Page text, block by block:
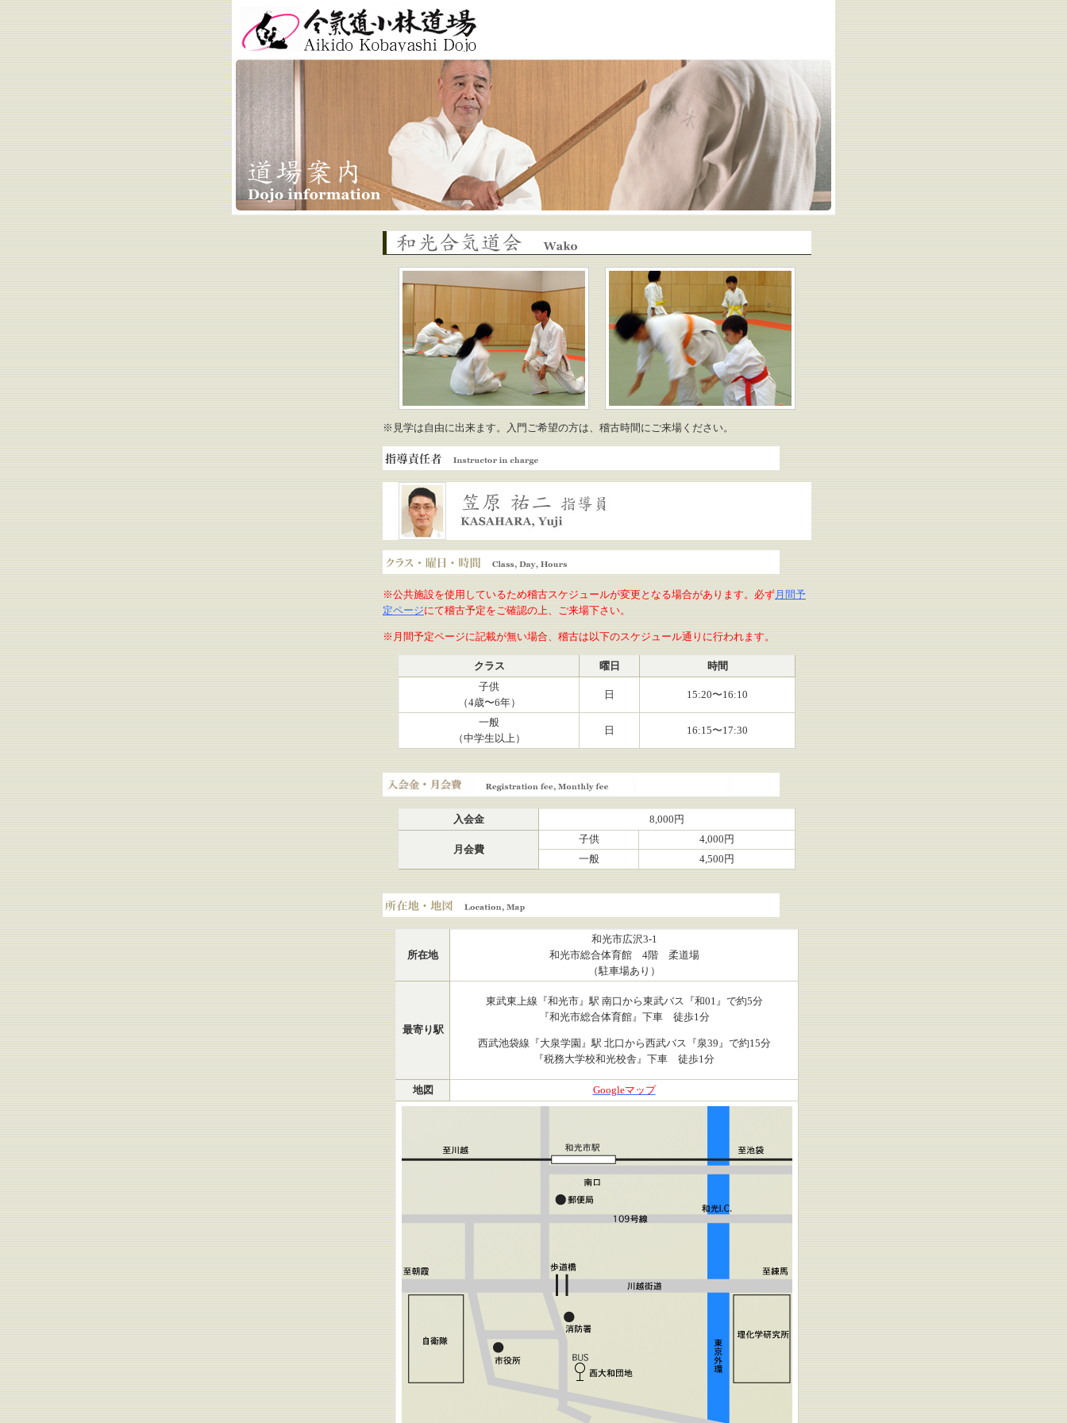
合気道小林道場 Aikido
Kobayashi Dojo
和光合気道会
※見学は自由に出来ます。入門ご希望の方は、稽古時間にご来場ください。
指導責任者
笠原祐二 専門指導員
クラス・曜日・時間
※公共施設を使用しているため稽古スケジュールが変更となる場合があります。必ず月間予
定ページにて稽古予定をご確認の上、ご来場下さい。
※月間予定ページに記載が無い場合、稽古は以下のスケジュール通りに行われます。
クラス 曜日
時間
子供
（4歳〜6年）
日 15:20〜16:10
一般
（中学生以上）
日 16:15〜17:30
入会金・月会費
入会金 8,000円
月会費
子供
4,000円
一般
4,500円
所在地・地図
所在地
和光市広沢3-1
和光市総合体育館 4階 柔道場
（駐車場あり）
最寄り駅
東武東上線『和光市』駅 南口から東武バス『和01』で約5分
『和光市総合体育館』下車 徒歩1分
西武池袋線『大泉学園』駅 北口から西武バス『泉39』で約15分
『税務大学校和光校舎』下車 徒歩1分
地図 Googleマップ